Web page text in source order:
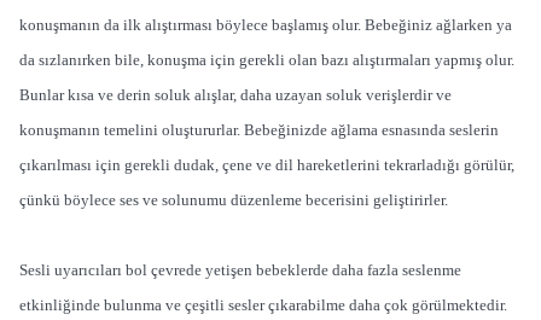
konuşmanın da ilk alıştırması böylece başlamış olur. Bebeğiniz ağlarken ya
da sızlanırken bile, konuşma için gerekli olan bazı alıştırmaları yapmış olur.
Bunlar kısa ve derin soluk alışlar, daha uzayan soluk verişlerdir ve
konuşmanın temelini oluştururlar. Bebeğinizde ağlama esnasında seslerin
çıkarılması için gerekli dudak, çene ve dil hareketlerini tekrarladığı görülür,
çünkü böylece ses ve solunumu düzenleme becerisini geliştirirler.
Sesli uyarıcıları bol çevrede yetişen bebeklerde daha fazla seslenme
etkinliğinde bulunma ve çeşitli sesler çıkarabilme daha çok görülmektedir.